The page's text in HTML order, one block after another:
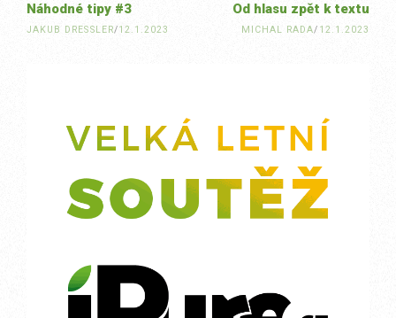
Od hlasu zpět k textu
MICHAL RADA/ 12.1.2023
Náhodné tipy #3
JAKUB DRESSLER/12.1.2023